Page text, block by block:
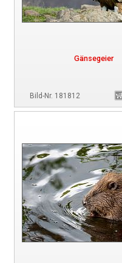
Gänsegeier
Bild-Nr. 181812